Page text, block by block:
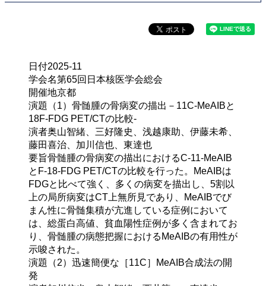
日付2025-11
学会名第65回日本核医学会総会
開催地京都
演題（1） 骨髄腫の骨病変の描出－11C-MeAIBと
18F-FDG PET/CTの比較-
演者奥山智緒、三好隆史、浅越康助、伊藤未希、
藤田喜治、加川信也、東達也
要旨骨髄腫の骨病変の描出におけるC-11-MeAIB
とF-18-FDG PET/CTの比較を行った。MeAIBは
FDGと比べて強く、多くの病変を描出し、5割以
上の局所病変はCT上無所見であり、MeAIBでび
まん性に骨髄集積が亢進している症例において
は、総蛋白高値、貧血陽性症例が多く含まれてお
り、骨髄腫の病態把握におけるMeAIBの有用性が
示唆された。
演題（2） 迅速簡便な［11C］MeAIB合成法の開
発